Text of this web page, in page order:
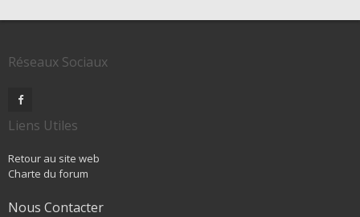
Réseaux Sociaux
Liens Utiles
Retour au site web
Charte du forum
Nous Contacter